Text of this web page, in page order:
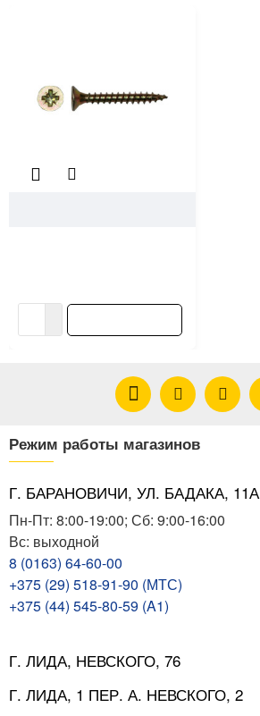
Режим работы магазинов
Г. БАРАНОВИЧИ, УЛ. БАДАКА, 11А
Пн-Пт: 8:00-19:00; Сб: 9:00-16:00
Вс: выходной
8 (0163) 64-60-00
+375 (29) 518-91-90 (МТС)
+375 (44) 545-80-59 (A1)
Г. ЛИДА, НЕВСКОГО, 76
Г. ЛИДА, 1 ПЕР. А. НЕВСКОГО, 2